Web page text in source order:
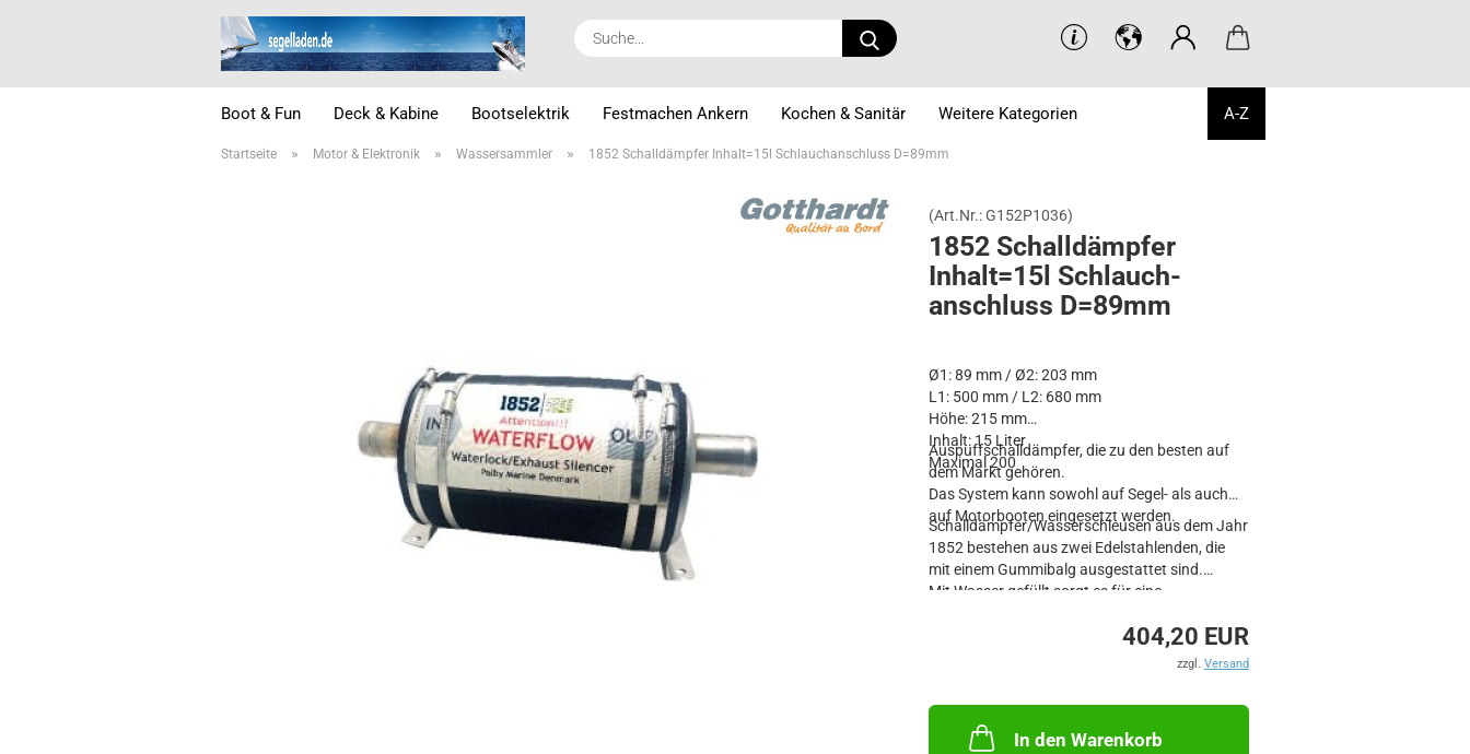
Suche...
Boot & Fun Deck & Kabine Bootselektrik Festmachen Ankern Kochen & Sanitär A-Z
Weitere Kategorien
Startseite » Motor & Elektronik » Wassersammler » 1852 Schalldämpfer Inhalt=15l Schlauchanschluss D=89mm
(Art.Nr.:G152P1036)
1852 Schall­dämp­fer
In­halt=15l Schlauch­
an­schluss D=89mm
Ø1: 89 mm / Ø2: 203 mm
L1: 500 mm / L2: 680 mm
Höhe: 215 mm
Inhalt: 15 Liter
Maximal 200
Auspuffschalldämpfer, die zu den besten auf
dem Markt gehören.
Das System kann sowohl auf Segel- als auch
auf Motorbooten eingesetzt werden.
Schalldämpfer/Wasserschleusen aus dem Jahr
1852 bestehen aus zwei Edelstahlenden, die
mit einem Gummibalg ausgestattet sind.
Mit Wasser gefüllt sorgt es für eine
HINWEIS: Muss in Längsrichtung montiert
404,20 EUR
zzgl. Versand
In den Warenkorb